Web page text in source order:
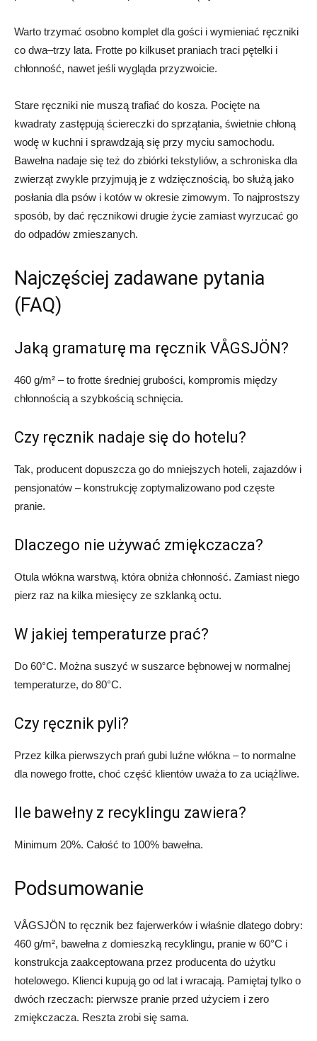
Warto trzymać osobno komplet dla gości i wymieniać ręczniki
co dwa–trzy lata. Frotte po kilkuset praniach traci pętelki i
chłonność, nawet jeśli wygląda przyzwoicie.
Stare ręczniki nie muszą trafiać do kosza. Pocięte na
kwadraty zastępują ściereczki do sprzątania, świetnie chłoną
wodę w kuchni i sprawdzają się przy myciu samochodu.
Bawełna nadaje się też do zbiórki tekstyliów, a schroniska dla
zwierząt zwykle przyjmują je z wdzięcznością, bo służą jako
posłania dla psów i kotów w okresie zimowym. To najprostszy
sposób, by dać ręcznikowi drugie życie zamiast wyrzucać go
do odpadów zmieszanych.
Najczęściej zadawane pytania
(FAQ)
Jaką gramaturę ma ręcznik VÅGSJÖN?
460 g/m² – to frotte średniej grubości, kompromis między
chłonnością a szybkością schnięcia.
Czy ręcznik nadaje się do hotelu?
Tak, producent dopuszcza go do mniejszych hoteli, zajazdów i
pensjonatów – konstrukcję zoptymalizowano pod częste
pranie.
Dlaczego nie używać zmiękczacza?
Otula włókna warstwą, która obniża chłonność. Zamiast niego
pierz raz na kilka miesięcy ze szklanką octu.
W jakiej temperaturze prać?
Do 60°C. Można suszyć w suszarce bębnowej w normalnej
temperaturze, do 80°C.
Czy ręcznik pyli?
Przez kilka pierwszych prań gubi luźne włókna – to normalne
dla nowego frotte, choć część klientów uważa to za uciążliwe.
Ile bawełny z recyklingu zawiera?
Minimum 20%. Całość to 100% bawełna.
Podsumowanie
VÅGSJÖN to ręcznik bez fajerwerków i właśnie dlatego dobry:
460 g/m², bawełna z domieszką recyklingu, pranie w 60°C i
konstrukcja zaakceptowana przez producenta do użytku
hotelowego. Klienci kupują go od lat i wracają. Pamiętaj tylko o
dwóch rzeczach: pierwsze pranie przed użyciem i zero
zmiękczacza. Reszta zrobi się sama.